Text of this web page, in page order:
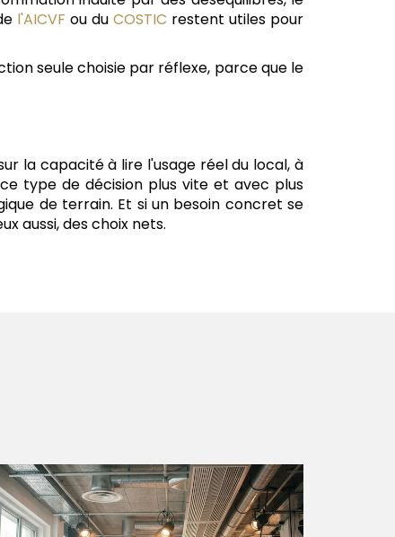
l'AICVF ou duCOSTIC restent utiles pour
seule choisie par réflexe, parce que le
la capacité à lire l'usage réel du local, à
type de décision plus vite et avec plus
de terrain. Et si un besoin concret se
aussi, des choix nets.